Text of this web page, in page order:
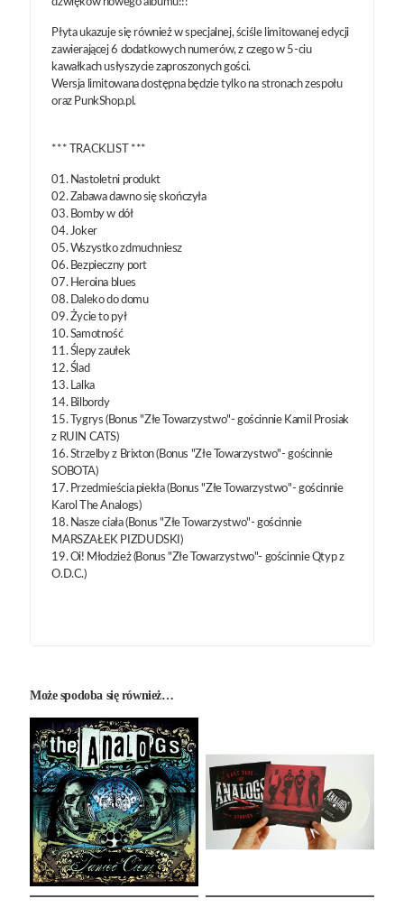
dźwięków nowego albumu!!!
Płyta ukazuje się również w specjalnej, ściśle limitowanej edycji
zawierającej 6 dodatkowych numerów, z czego w 5-ciu
kawałkach usłyszycie zaproszonych gości.
Wersja limitowana dostępna będzie tylko na stronach zespołu
oraz PunkShop.pl.
*** TRACKLIST ***
01. Nastoletni produkt
02. Zabawa dawno się skończyła
03. Bomby w dół
04. Joker
05. Wszystko zdmuchniesz
06. Bezpieczny port
07. Heroina blues
08. Daleko do domu
09. Życie to pył
10. Samotność
11. Ślepy zaułek
12. Ślad
13. Lalka
14. Bilbordy
15. Tygrys (Bonus "Złe Towarzystwo"- gościnnie Kamil Prosiak
z RUIN CATS)
16. Strzelby z Brixton (Bonus "Złe Towarzystwo"- gościnnie
SOBOTA)
17. Przedmieścia piekła (Bonus "Złe Towarzystwo"- gościnnie
Karol The Analogs)
18. Nasze ciała (Bonus "Złe Towarzystwo"- gościnnie
MARSZAŁEK PIZDUDSKI)
19. Oi! Młodzież (Bonus "Złe Towarzystwo"- gościnnie Qtyp z
O.D.C.)
Może spodoba się również…